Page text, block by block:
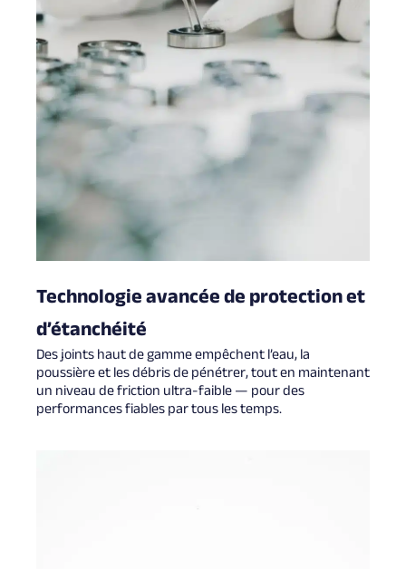
Technologie avancée de protection et
d’étanchéité
Des joints haut de gamme empêchent l’eau, la
poussière et les débris de pénétrer, tout en maintenant
un niveau de friction ultra-faible — pour des
performances fiables par tous les temps.